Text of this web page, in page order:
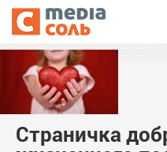
Страничка